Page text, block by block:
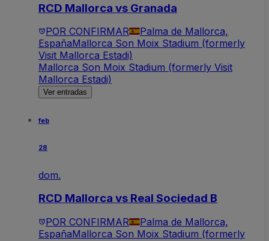
RCD Mallorca vs Granada
POR CONFIRMAR
Palma de Mallorca,
EspañaMallorca Son Moix Stadium (formerly
Visit Mallorca Estadi)
Mallorca Son Moix Stadium (formerly Visit
Mallorca Estadi)
Ver entradas
feb
28
dom.
RCD Mallorca vs Real Sociedad B
POR CONFIRMAR
Palma de Mallorca,
EspañaMallorca Son Moix Stadium (formerly